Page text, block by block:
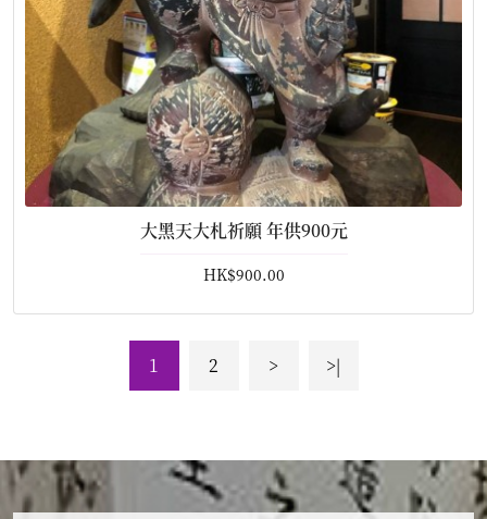
大黑天大札祈願 年供900元
HK$900.00
1 2 > >|